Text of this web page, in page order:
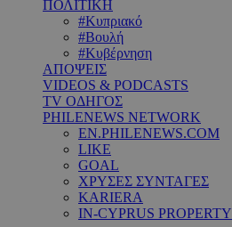
ΠΟΛΙΤΙΚΗ
#Κυπριακό
#Βουλή
#Κυβέρνηση
ΑΠΟΨΕΙΣ
VIDEOS & PODCASTS
TV ΟΔΗΓΟΣ
PHILENEWS NETWORK
EN.PHILENEWS.COM
LIKE
GOAL
ΧΡΥΣΕΣ ΣΥΝΤΑΓΕΣ
KARIERA
IN-CYPRUS PROPERTY